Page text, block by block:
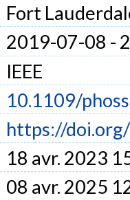
Fort
2019-07-08 -
IEEE
10.1109/
https://
18 avr. 2023
08 avr. 2025